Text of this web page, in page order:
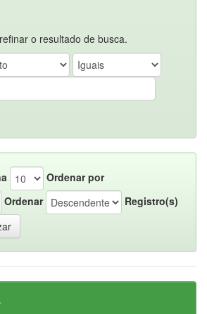
o resultado de busca.
Ordenar por
Ordenar
Registro(s)